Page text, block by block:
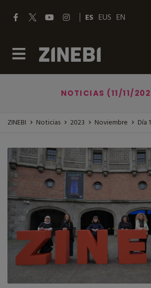
ES EUS EN
NOTICIAS (11/11/
ZINEBI Noticias 2023 Noviembre Día